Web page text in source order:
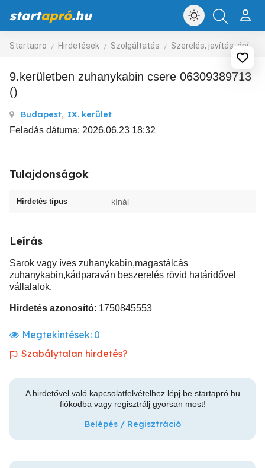
startapró.hu
Startapro Hirdetések Szolgáltatás Szerelés, javítás, építkezés
9.kerületben zuhanykabin csere 06309389713
()
Budapest, IX. kerület
Feladás dátuma: 2026.06.23 18:32
Tulajdonságok
Hirdetés típus kínál
Leírás
Sarok vagy íves zuhanykabin,magastálcás
zuhanykabin,kádparaván beszerelés rövid határidővel
vállalalok.
Hirdetés azonosító: 1750845553
Megtekintések: 0
Szabálytalan hirdetés?
A hirdetővel való kapcsolatfelvételhez lépj be startapró.hu
fiókodba vagy regisztrálj gyorsan most!
Belépés / Regisztráció